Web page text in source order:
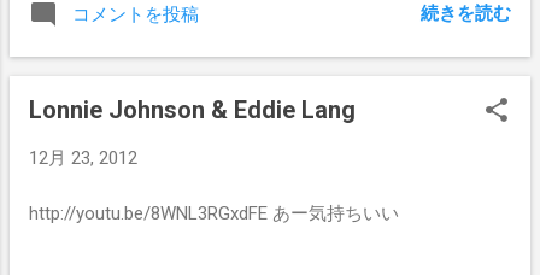
these pretty presents That you see before me Merry
christmas pretty baby, you sure been good to me I haven't
コメントを投稿 続きを読む
Lonnie Johnson & Eddie Lang
12月 23, 2012
http://youtu.be/8WNL3RGxdFE あー気持ちいい